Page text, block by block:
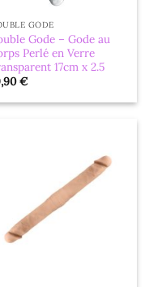
GODE
Gode – Gode au
Perlé en Verre
17cm x 2.5
€